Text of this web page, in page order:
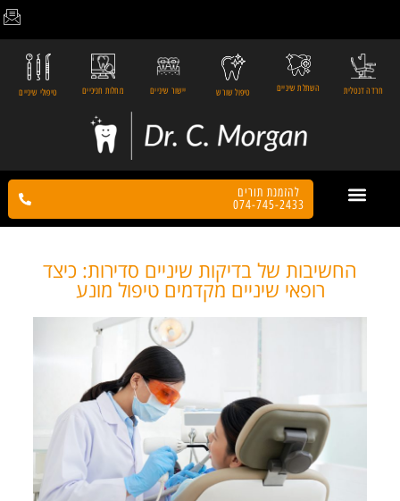
חרדה דנטלית השתלת שיניים טיפול שורש יישור שיניים מחלות חניכיים טיפולי שיניים
להזמנת תורים
074-745-2433
החשיבות של בדיקות שיניים סדירות: כיצד
רופאי שיניים מקדמים טיפול מונע